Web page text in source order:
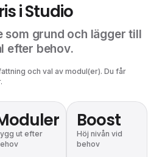
i Studio
som grund och lägger till
efter behov.
och val av modul(er). Du får
ut efter
Boost
Höj nivån vid
behov